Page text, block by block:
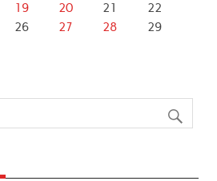
19 20 21
22
26 27 28
29